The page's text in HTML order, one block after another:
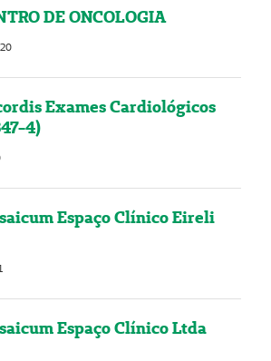
DE ONCOLOGIA
Exames Cardiológicos
4)
Espaço Clínico Eireli
Espaço Clínico Ltda